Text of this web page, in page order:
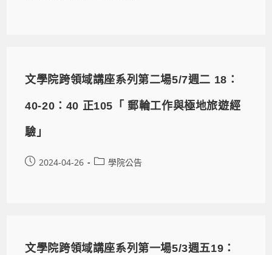
文學院跨領域講座系列第二場5/7週二 18：
40-20：40 正105「 郵輪工作與極地旅遊經
驗」
2024-04-26 學院公告
文學院跨領域講座系列第一場5/3週五19：